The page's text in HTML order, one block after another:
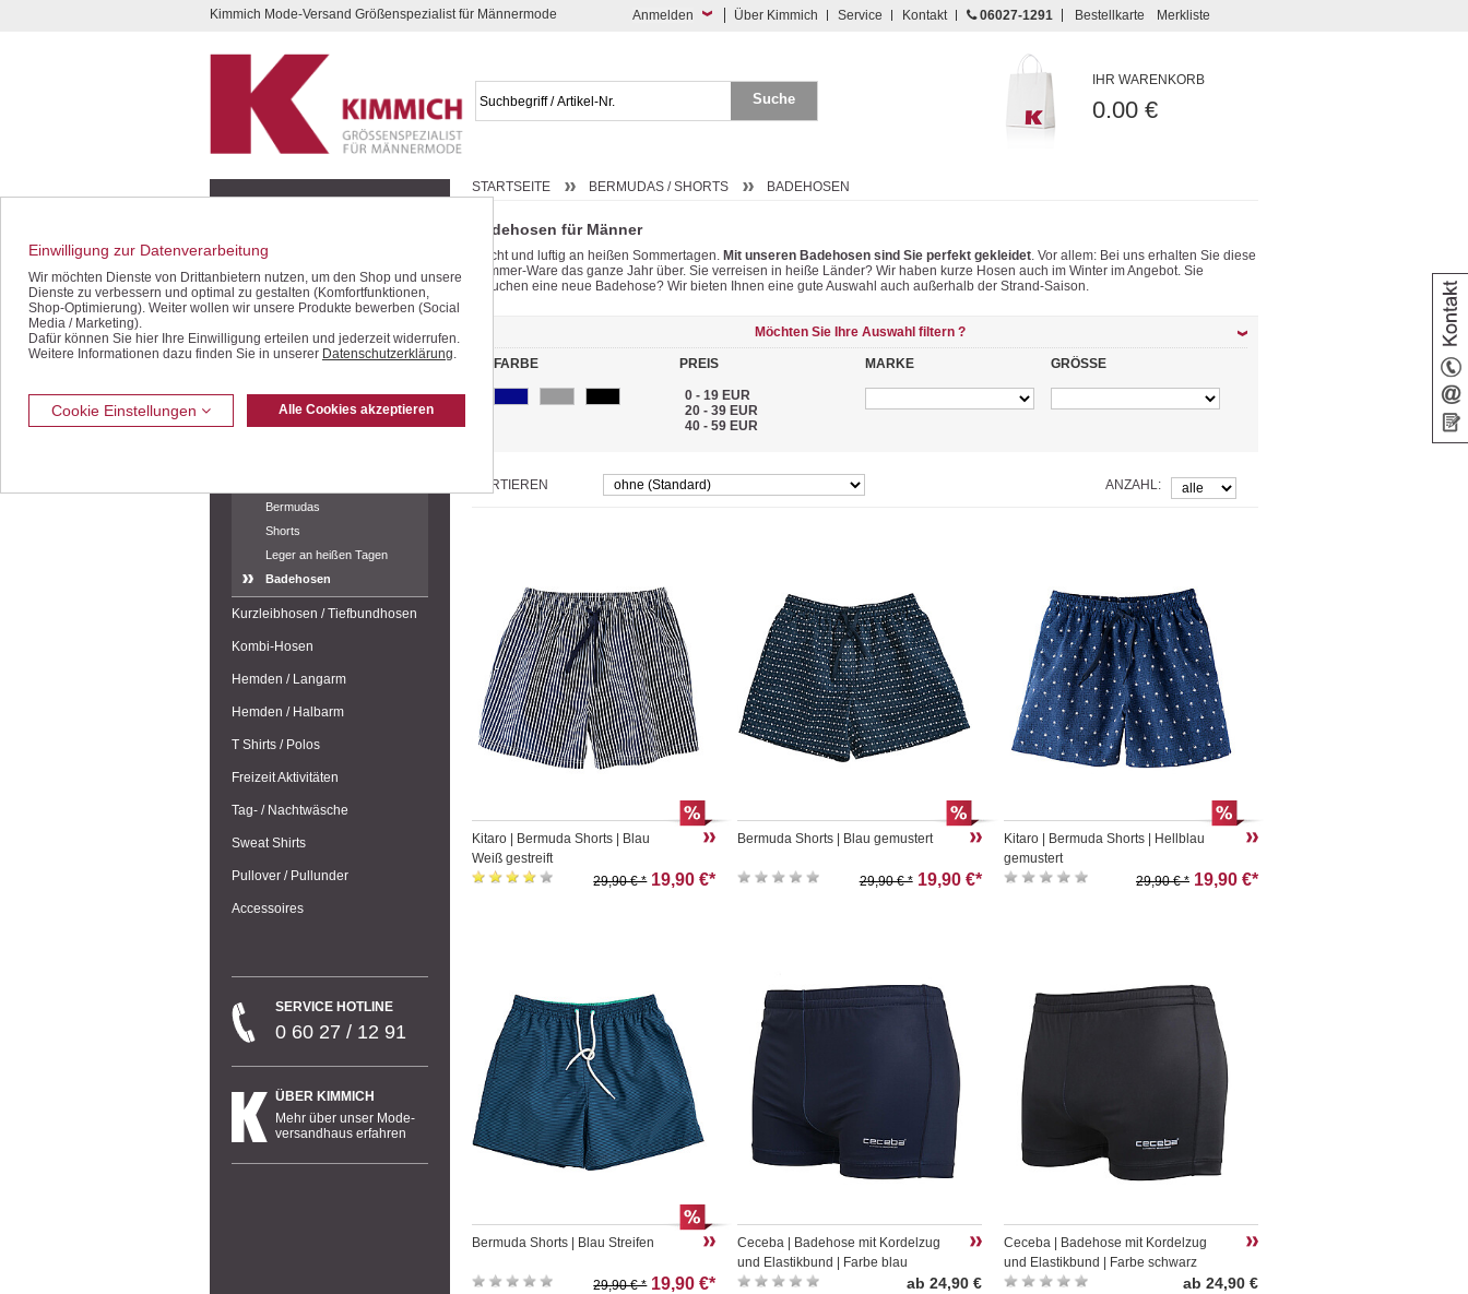
Kompletten Head der Seite überspringenKimmich Mode-Versand Größenspezialist für Männermode Anmelden Über Kimmich Service Kontakt 06027-1291 Bestellkarte Merkliste
IHR WARENKORB
0.00 €
Schnäppchen / SALE
Jacken / Blousons
Sakkos / Janker
Anzüge / Baukasten
Jeans / Denim
Bermudas
Shorts
Leger an heißen Tagen
Badehosen
Kurzleibhosen / Tiefbundhosen
Kombi-Hosen
Hemden / Langarm
Hemden / Halbarm
T Shirts / Polos
Freizeit Aktivitäten
Tag- / Nachtwäsche
Sweat Shirts
Pullover / Pullunder
Accessoires
SERVICE HOTLINE
0 60 27 / 12 91
ÜBER KIMMICH
Mehr über unser Mode-
versandhaus erfahren
STARTSEITE BERMUDAS / SHORTS BADEHOSEN
Badehosen für Männer
Leicht und luftig an heißen Sommertagen. Mit unseren Badehosen sind Sie perfekt gekleidet. Vor allem: Bei uns erhalten Sie diese
Sommer-Ware das ganze Jahr über. Sie verreisen in heiße Länder? Wir haben kurze Hosen auch im Winter im Angebot. Sie
brauchen eine neue Badehose? Wir bieten Ihnen eine gute Auswahl auch außerhalb der Strand-Saison.
Möchten Sie Ihre Auswahl filtern ?
FARBE PREIS
0 - 19 EUR
20 - 39 EUR
40 - 59 EUR
MARKE GRÖSSE
SORTIEREN ANZAHL:
Kitaro | Bermuda Shorts | Blau
Weiß gestreift
29,90 € *19,90 €*
Bermuda Shorts | Blau gemustert
29,90 € *19,90 €*
Kitaro | Bermuda Shorts | Hellblau
gemustert
29,90 € *19,90 €*
Bermuda Shorts | Blau Streifen
29,90 € *19,90 €*
Ceceba | Badehose mit Kordelzug
und Elastikbund | Farbe blau
ab 24,90 €
Ceceba | Badehose mit Kordelzug
und Elastikbund | Farbe schwarz
ab 24,90 €
Einwilligung zur Datenverarbeitung
Wir möchten Dienste von Drittanbietern nutzen, um den Shop und unsere
Dienste zu verbessern und optimal zu gestalten (Komfortfunktionen,
Shop-Optimierung). Weiter wollen wir unsere Produkte bewerben (Social
Media / Marketing).
Dafür können Sie hier Ihre Einwilligung erteilen und jederzeit widerrufen.
Weitere Informationen dazu finden Sie in unserer Datenschutzerklärung.
Cookie Einstellungen Alle Cookies akzeptieren